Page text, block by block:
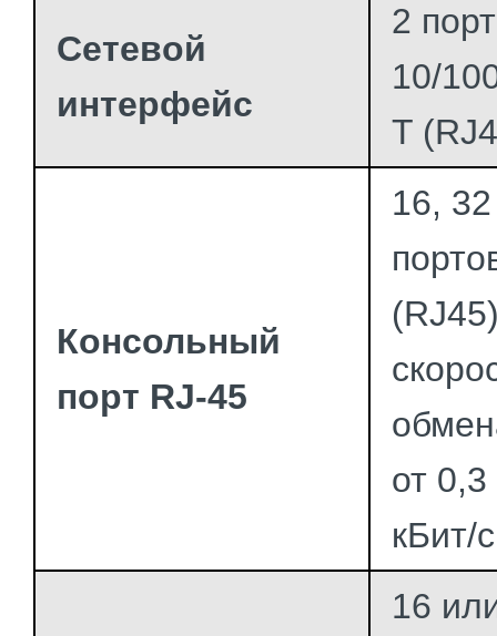
Сетевой
интерфейс
2
10/
T
Консольный
порт RJ-45
16,
от
кБит/с
16